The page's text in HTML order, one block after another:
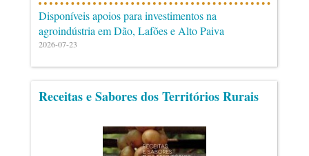
Disponíveis apoios para investimentos na
agroindústria em Dão, Lafões e Alto Paiva
2026-07-23
Receitas e Sabores dos Territórios Rurais